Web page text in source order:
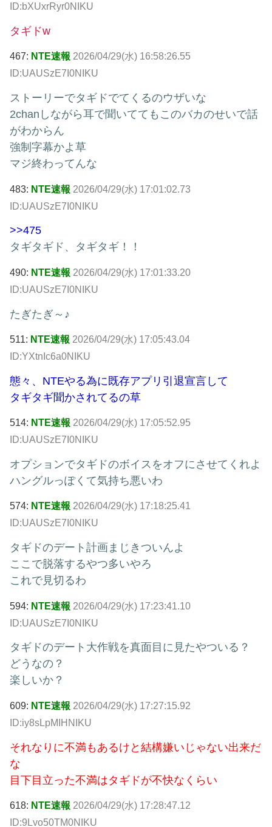
ID:bXUxrRyr0NIKU
タギドw
467: NTE速報 2026/04/29(水) 16:58:26.55
ID:UAUSzE7I0NIKU
ストーリーでタギドでてくるのウザいな
2chanしながら耳で聞いててもこのバカのせいで話
がわからん
強制字幕かよ草
マジ終わってんな
483: NTE速報 2026/04/29(水) 17:01:02.73
ID:UAUSzE7I0NIKU
>>475
タギタギド、タギタギ！！
490: NTE速報 2026/04/29(水) 17:01:33.20
ID:UAUSzE7I0NIKU
たぎたぎ～♪
511: NTE速報 2026/04/29(水) 17:05:43.04
ID:YXtnIc6a0NIKU
態々、NTEやる為に既存アプリ引退宣言して
タギタギ聞かされてるの草
514: NTE速報 2026/04/29(水) 17:05:52.95
ID:UAUSzE7I0NIKU
オプションでタギドのボイスをオフにさせてくれよ
ハングルっぽくて気持ち悪いわ
574: NTE速報 2026/04/29(水) 17:18:25.41
ID:UAUSzE7I0NIKU
タギドのデート計画まじきついんよ
ここで脱落するやつ多いやろ
これで見切るわ
594: NTE速報 2026/04/29(水) 17:23:41.10
ID:UAUSzE7I0NIKU
タギドのデート大作戦を真面目に見たやついる？
どうなの？
楽しいか？
609: NTE速報 2026/04/29(水) 17:27:15.92
ID:iy8sLpMIHNIKU
それなりに不満もあるけと結構嫌いじゃない出来だ
な
目下目立った不満はタギドが不快なくらい
618: NTE速報 2026/04/29(水) 17:28:47.12
ID:9Lvo50TM0NIKU